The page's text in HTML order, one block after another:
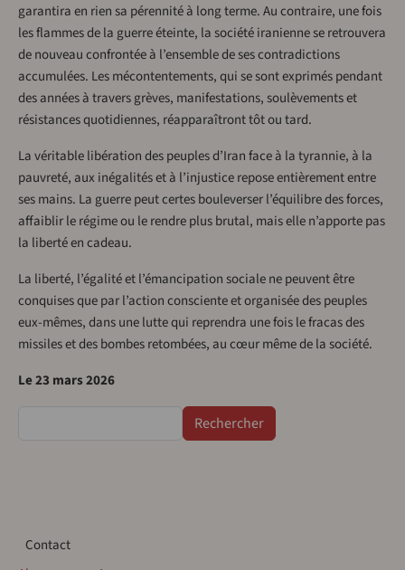
garantira en rien sa pérennité à long terme. Au contraire, une fois
les flammes de la guerre éteinte, la société iranienne se retrouvera
de nouveau confrontée à l’ensemble de ses contradictions
accumulées. Les mécontentements, qui se sont exprimés pendant
des années à travers grèves, manifestations, soulèvements et
résistances quotidiennes, réapparaîtront tôt ou tard.
La véritable libération des peuples d’Iran face à la tyrannie, à la
pauvreté, aux inégalités et à l’injustice repose entièrement entre
ses mains. La guerre peut certes bouleverser l’équilibre des forces,
affaiblir le régime ou le rendre plus brutal, mais elle n’apporte pas
la liberté en cadeau.
La liberté, l’égalité et l’émancipation sociale ne peuvent être
conquises que par l’action consciente et organisée des peuples
eux-mêmes, dans une lutte qui reprendra une fois le fracas des
missiles et des bombes retombées, au cœur même de la société.
Le 23 mars 2026
Contact
Contact